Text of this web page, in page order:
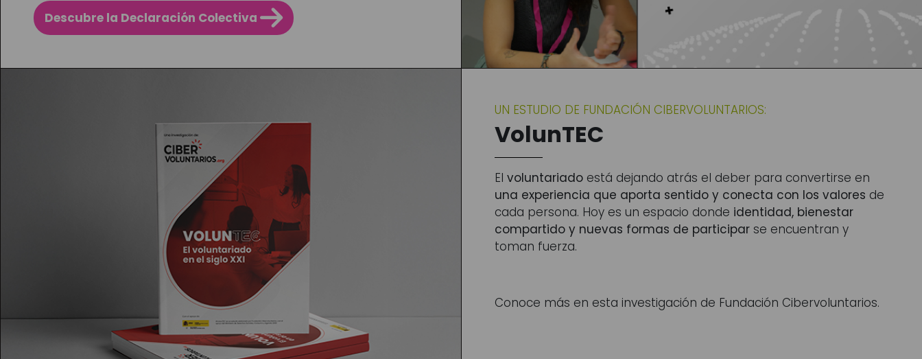
Descubre la Declaración Colectiva
UN ESTUDIO DE FUNDACIÓN CIBERVOLUNTARIOS:
VolunTEC
El voluntariado está dejando atrás el deber para convertirse en
una experiencia que aporta sentido y conecta con los valores de
cada persona. Hoy es un espacio donde identidad, bienestar
compartido y nuevas formas de participar se encuentran y
toman fuerza.
Conoce más en esta investigación de Fundación Cibervoluntarios.